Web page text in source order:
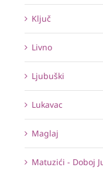
Ključ
Livno
Ljubuški
Lukavac
Maglaj
Matuzići - Doboj